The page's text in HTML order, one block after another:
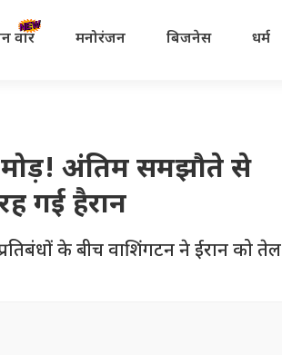
वॉर मनोरंजन बिजनेस धर्म
अंतिम समझौते से
गई हैरान
के बीच वाशिंगटन ने ईरान को तेल